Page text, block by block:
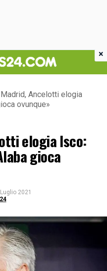
Ancelotti elogia
ovunque»
elogia Isco:
gioca
2021
×